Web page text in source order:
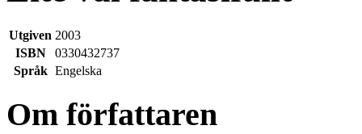
Utgiven 2003
ISBN
0330432737
Språk Engelska
Om författaren